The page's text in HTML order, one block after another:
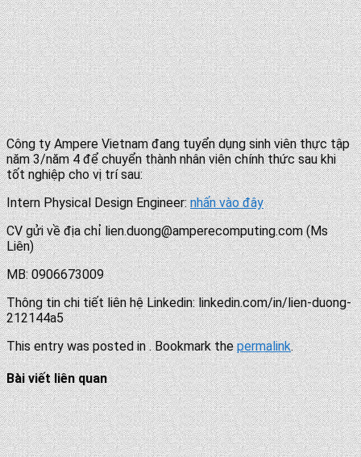
Công ty Ampere Vietnam đang tuyển dụng sinh viên thực tập
năm 3/năm 4 để chuyển thành nhân viên chính thức sau khi
tốt nghiệp cho vị trí sau:
Intern Physical Design Engineer:nhấn vào đây
CV gửi về địa chỉ lien.duong@amperecomputing.com (Ms
Liên)
MB: 0906673009
Thông tin chi tiết liên hệ Linkedin: linkedin.com/in/lien-duong-
212144a5
This entry was posted in . Bookmark thepermalink.
Bài viết liên quan